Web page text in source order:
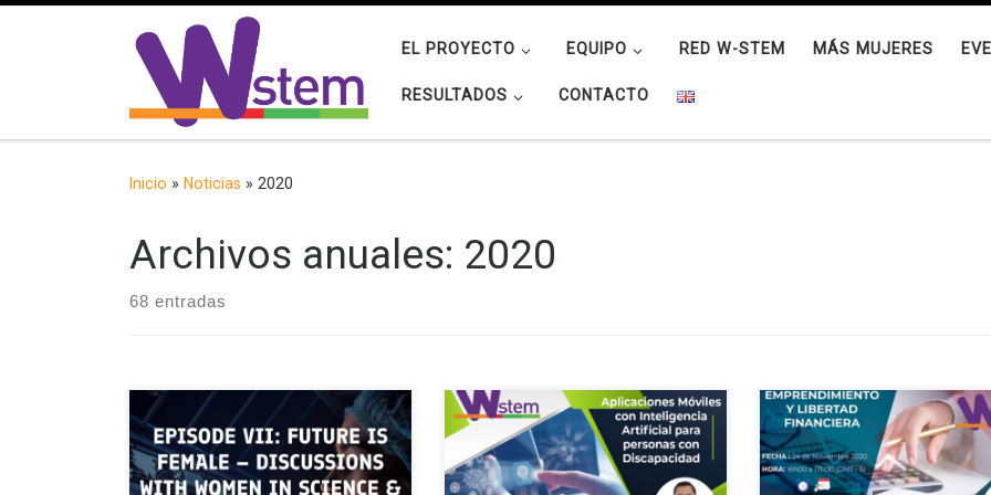
Saltar al contenido
EL PROYECTO EQUIPO RED W-STEM MÁS MUJERES
RESULTADOS CONTACTO
Inicio » Noticias » 2020
Archivos anuales: 2020
68 entradas
Study in Finland ha organizado una
serie de seminarios web centrados
en aprender más sobre Finlandia,
cómo estudiar, investigar, trabajar y
La Universidad Técnica del Norte a
través del Proyecto Internacional
“Building the future of Latin America:
engaging women into STEM”,
La Universidad Técnica del
través del Proyecto
“Building the future of Latin
engaging women into STEM”,